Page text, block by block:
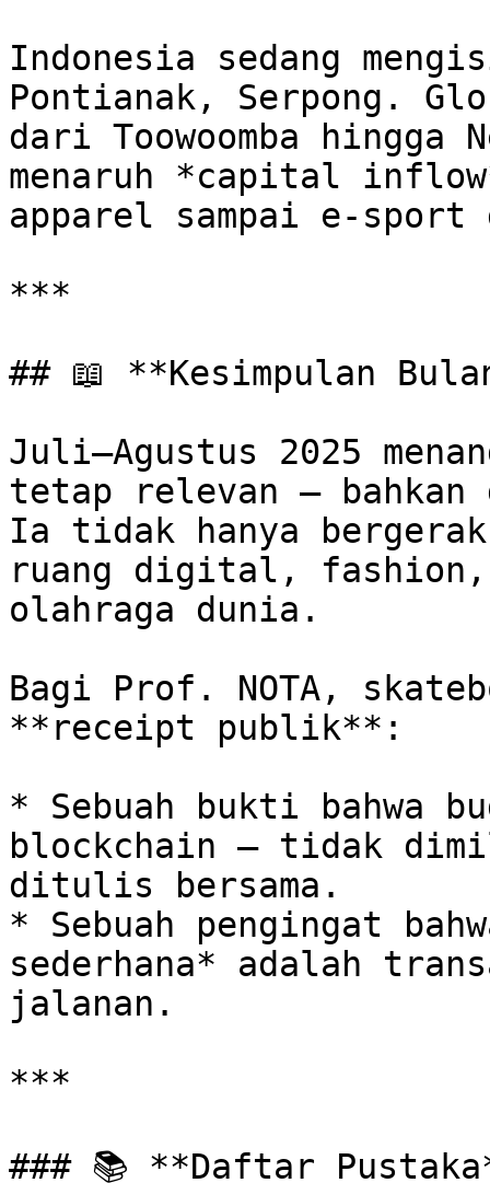
Indonesia sedang
Pontianak, Serpong.
dari Toowoomba
menaruh *capital
apparel sampai e-sport
***
## 📖 **Kesimpulan
Juli–Agustus 2025
tetap relevan —
Ia tidak hanya
ruang digital, fashion,
olahraga dunia.
Bagi Prof. NOTA,
**receipt publik**:
* Sebuah bukti bahwa
blockchain — tidak
ditulis bersama.
* Sebuah pengingat
sederhana* adalah
jalanan.
***
### 📚 **Daftar